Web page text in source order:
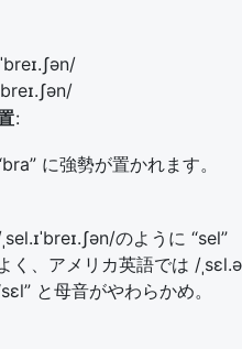
:
に強勢が置かれます。
のように “sel”
く、アメリカ英語では /ˌsɛl.ə
と母音がやわらかめ。